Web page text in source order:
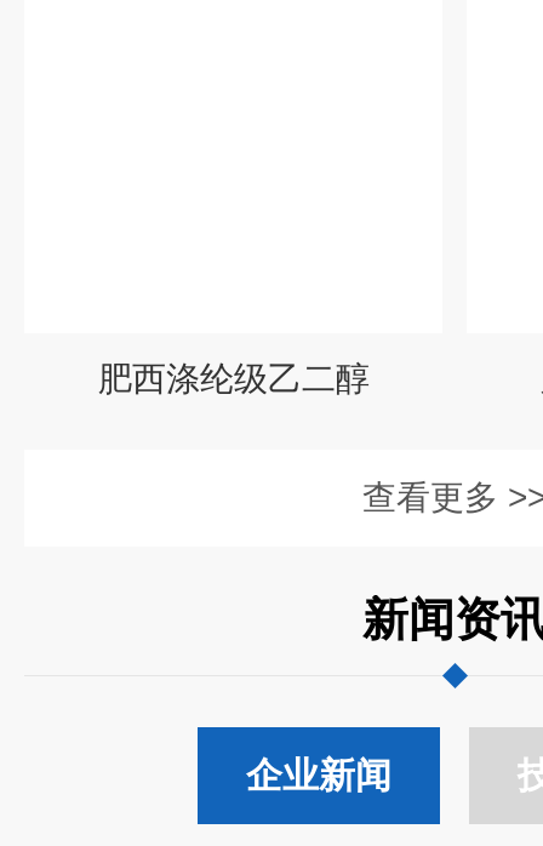
肥西涤纶级乙二醇
查看更多
新闻资
企业新闻